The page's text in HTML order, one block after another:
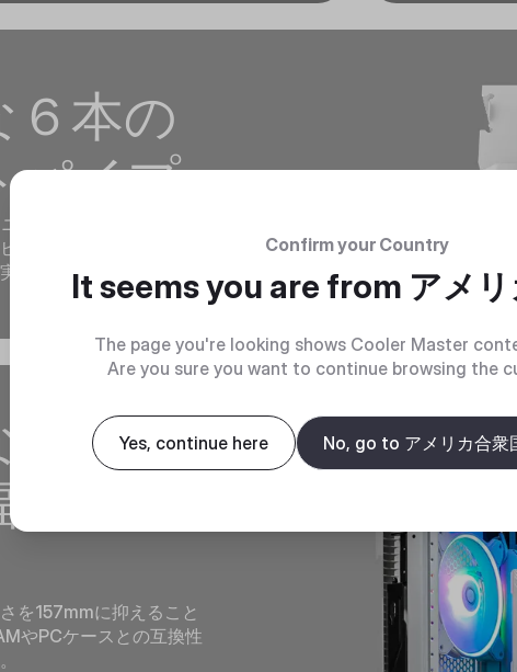
６本の
パイプ
ッケルメッキベースと
ートパイプにより、素早
現しています。
PCケー
く対
を157mmに抑えること
やPCケースとの互換性
Confirm your Country
It seems you are from アメ
The page you're looking shows Cooler Master
Are you sure you want to continue browsing the
Yes, continue here No, go to アメリカ合衆